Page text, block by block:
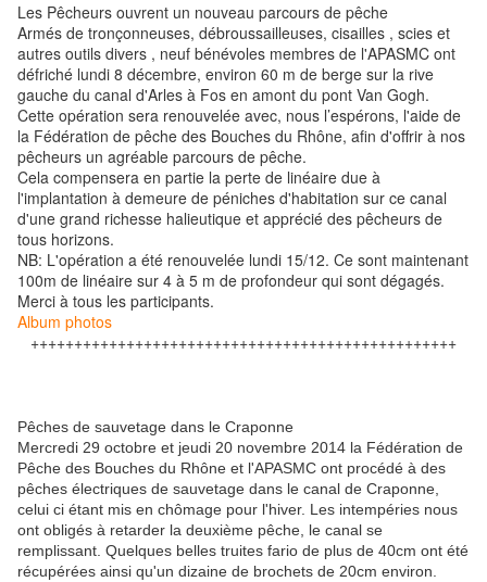
Les Pêcheurs ouvrent un nouveau parcours de pêche
Armés de tronçonneuses, débroussailleuses, cisailles , scies et
autres outils divers , neuf bénévoles membres de l'APASMC ont
défriché lundi 8 décembre, environ 60 m de berge sur la rive
gauche du canal d'Arles à Fos en amont du pont Van Gogh.
Cette opération sera renouvelée avec, nous l’espérons, l'aide de
la Fédération de pêche des Bouches du Rhône, afin d'offrir à nos
pêcheurs un agréable parcours de pêche.
Cela compensera en partie la perte de linéaire due à
l'implantation à demeure de péniches d'habitation sur ce canal
d'une grand richesse halieutique et apprécié des pêcheurs de
tous horizons.
NB: L'opération a été renouvelée lundi 15/12. Ce sont maintenant
100m de linéaire sur 4 à 5 m de profondeur qui sont dégagés.
Merci à tous les participants.
Album photos
+++++++++++++++++++++++++++++++++++++++++++++++++
Pêches de sauvetage dans le Craponne
Mercredi 29 octobre et jeudi 20 novembre 2014 la Fédération de
Pêche des Bouches du Rhône et l'APASMC ont procédé à des
pêches électriques de sauvetage dans le canal de Craponne,
celui ci étant mis en chômage pour l'hiver. Les intempéries nous
ont obligés à retarder la deuxième pêche, le canal se
remplissant. Quelques belles truites fario de plus de 40cm ont été
récupérées ainsi qu'un dizaine de brochets de 20cm environ.